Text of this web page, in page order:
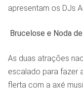
apresentam os DJs
Brucelose e Noda de
As duas atrações
escalado para fazer
flerta com a axé